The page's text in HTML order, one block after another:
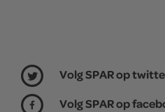
Volg SPAR op
Volg SPAR op